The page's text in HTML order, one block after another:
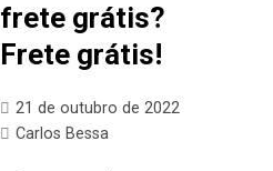
frete grátis?
Frete grátis!
21 de outubro de 2022
Carlos Bessa